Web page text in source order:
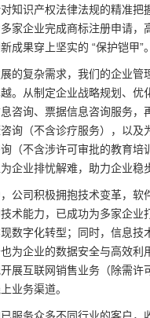
知识产权法律法规的精准把
家企业完成商标注册申请，
成果穿上坚实的 “保护铠甲”。
的复杂需求，我们的企业管
。从制定企业战略规划、优
咨询、票据信息咨询服务，
询（不含诊疗服务），以及
（不含涉许可审批的教育培
企业排忧解难，助力企业稳
公司积极拥抱技术变革，软
术能力，已成功为多家企业
数字化转型；同时，信息技
为企业的数据安全与高效利
展互联网销售业务（除需许
业务渠道。